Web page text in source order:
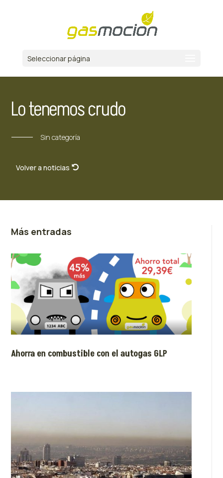
Seleccionar página
Lo tenemos crudo
Sin categoría
Volver a noticias
Más entradas
Ahorra en combustible con el autogas GLP